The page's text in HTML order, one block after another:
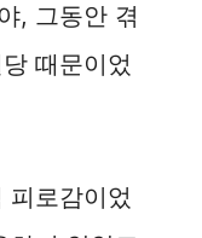
, 그동안 겪
때문이었
피로감이었